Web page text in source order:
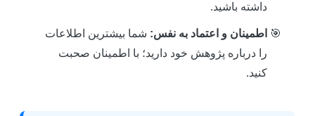
داشته باشید.
اطمینان و اعتماد به نفس:شما بیشترین اطلاعات
را درباره پژوهش خود دارید؛ با اطمینان صحبت